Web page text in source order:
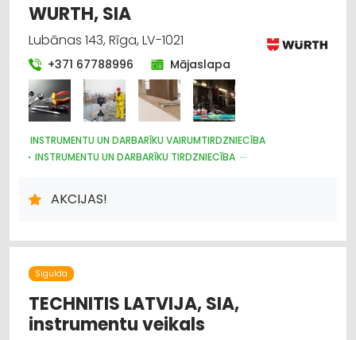
WURTH, SIA
Lubānas 143, Rīga, LV-1021
+371 67788996 Mājaslapa
INSTRUMENTU UN DARBARĪKU VAIRUMTIRDZNIECĪBA
INSTRUMENTU UN DARBARĪKU TIRDZNIECĪBA
AUTOSERVISU APRĪKOJUMS
DARBA AIZSARDZĪBAS LĪDZEKĻI, FORMASTĒRPI, DARBA APĢĒRBI
VAIRUMTIRDZNIECĪBA
BŪVMATERIĀLU, BŪVKONSTRUKCIJU TIRDZNIECĪBA
BŪVMATERIĀLU, BŪVKONSTRUKCIJU VAIRUMTIRDZNIECĪBA
UZKOPŠANAS LĪDZEKĻI UN TEHNIKA, PROFESIONĀLĀ
ELEKTROTEHNISKO IEKĀRTU UN ELEKTROMATERIĀLU
VAIRUMTIRDZNIECĪBA
AKCIJAS!
Sigulda
TECHNITIS LATVIJA, SIA,
instrumentu veikals